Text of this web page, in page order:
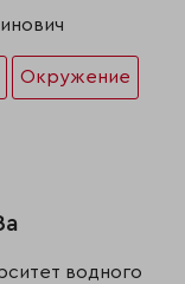
Окружение
водного